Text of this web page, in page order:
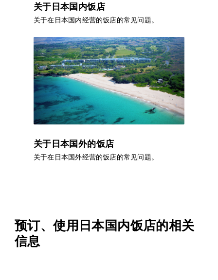
关于日本国内饭店
关于在日本国内经营的饭店的常见问题。
关于日本国外的饭店
关于在日本国外经营的饭店的常见问题。
预订、使用日本国内饭店的相关
信息